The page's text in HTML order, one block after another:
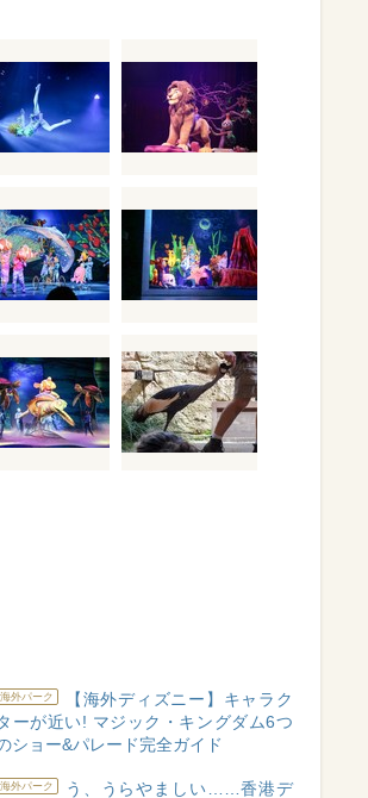
海外パーク
【海外ディズニー】キャラク
ーが近い! マジック・キングダム6つ
ショー&パレード完全ガイド
海外パーク
う、うらやましい……香港デ